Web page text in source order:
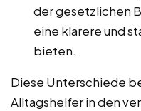
der gesetzlichen
eine klarere und
bieten.
Diese Unterschiede
Alltagshelfer in den